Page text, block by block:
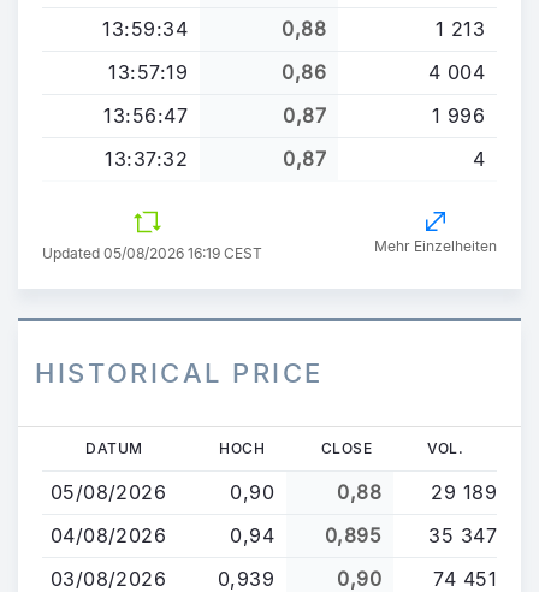
13:59:34
0,88
1 213
13:57:19
0,86
4 004
13:56:47
0,87
1 996
13:37:32
0,87 4
Updated 05/08/2026 16:19 CEST Mehr Einzelheiten
HISTORICAL PRICE
Direkt
Inhalt
DATUM HOCH CLOSE VOL.
05/08/2026 0,90 0,88
29 189
04/08/2026
0,94 0,895
35 347
03/08/2026
0,939 0,90
74 451